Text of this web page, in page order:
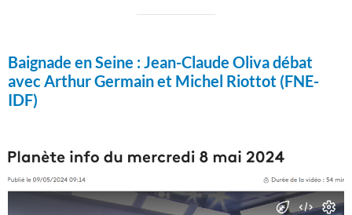
Baignade en Seine :Jean-Claude Oliva débat
avec Arthur Germain et Michel Riottot (FNE-
IDF)